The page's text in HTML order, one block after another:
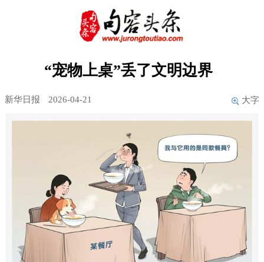
“宠物上桌”丢了文明边界
新华日报 2026-04-21 大字